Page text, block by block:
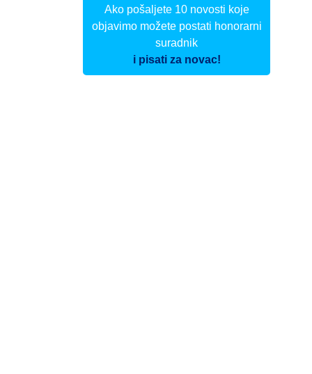
Ako pošaljete 10 novosti koje
objavimo možete postati honorarni
suradnik
i pisati za novac!